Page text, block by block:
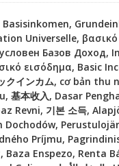
Basisinkomen,
Universelle,
Базов
εισόδημα, Basic
クインカム, cơ bản thu
基本收入, Dasar
Revni, 기본 소득,
Dochodów,
Príjmu,
Enspezo, Renta